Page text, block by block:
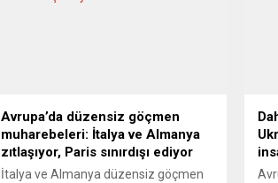
Avrupa’da düzensiz göçmen
muharebeleri: İtalya ve Almanya
zıtlaşıyor, Paris sınırdışı ediyor
İtalya ve Almanya düzensiz göçmen